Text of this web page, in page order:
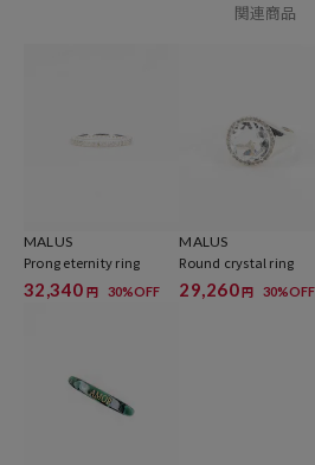
1188428100009
38,500 円（2025年12月18日時点）
※「参考価格」とは、Daytona Parkにお
【MALUS / マリュス】
関連商品
MALUS
Prong eternity ring
32,340 円 30%OFF
MALUS
Round crystal ring
29,260円 30%OFF